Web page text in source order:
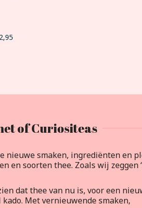
of Curiositeas
nieuwe smaken, ingrediënten en
en soorten thee. Zoals wij zeggen
dat thee van nu is, voor een
Met vernieuwende smaken,